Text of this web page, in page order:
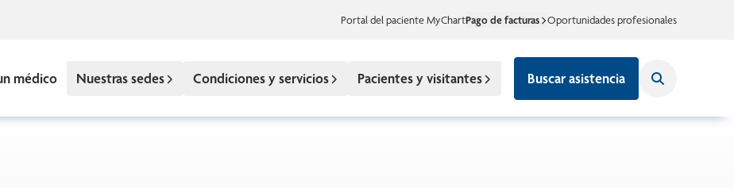
Portal del paciente MyChartPago de facturas Oportunidades profesionales
médico Nuestras sedes Condiciones y servicios Pacientes y visitantes Buscar asistencia